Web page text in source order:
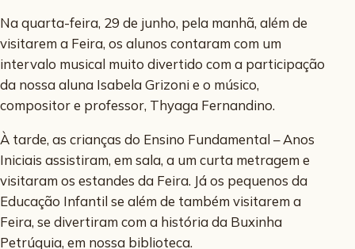
Na quarta-feira, 29 de junho, pela manhã, além de
visitarem a Feira, os alunos contaram com um
intervalo musical muito divertido com a participação
da nossa aluna Isabela Grizoni e o músico,
compositor e professor, Thyaga Fernandino.
À tarde, as crianças do Ensino Fundamental – Anos
Iniciais assistiram, em sala, a um curta metragem e
visitaram os estandes da Feira. Já os pequenos da
Educação Infantil se além de também visitarem a
Feira, se divertiram com a história da Buxinha
Petrúquia, em nossa biblioteca.